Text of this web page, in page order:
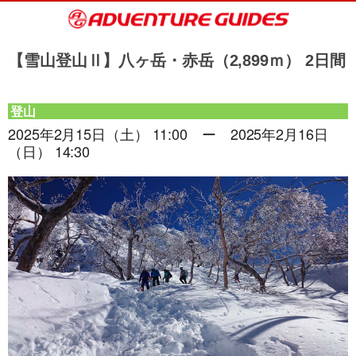
【雪山登山Ⅱ】八ヶ岳・赤岳（2,899ｍ） 2日間
登山
2025年2月15日（土） 11:00 ー 2025年2月16日
（日） 14:30